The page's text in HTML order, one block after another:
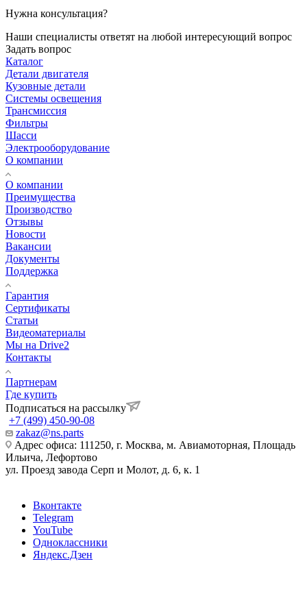
Нужна консультация?
Наши специалисты ответят на любой интересующий вопрос
Задать вопрос
Каталог
Детали двигателя
Кузовные детали
Системы освещения
Трансмиссия
Фильтры
Шасси
Электрооборудование
О компании
О компании
Преимущества
Производство
Отзывы
Новости
Вакансии
Документы
Поддержка
Гарантия
Сертификаты
Статьи
Видеоматериалы
Мы на Drive2
Контакты
Партнерам
Где купить
Подписаться на рассылку
+7 (499) 450-90-08
zakaz@ns.parts
Адрес офиса: 111250, г. Москва, м. Авиамоторная, Площадь
Ильича, Лефортово
ул. Проезд завода Серп и Молот, д. 6, к. 1
Вконтакте
Telegram
YouTube
Одноклассники
Яндекс.Дзен